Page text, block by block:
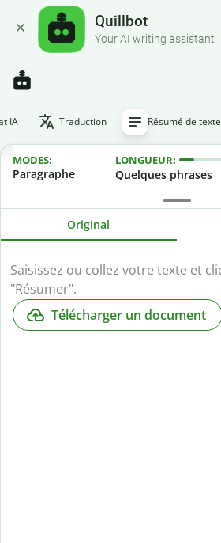
Quillbot
Your AI writing assistant
IA Traduction Résumé de texte
MODES:
Paragraphe
LONGUEUR:
Quelques phrases
Original
Télécharger un document